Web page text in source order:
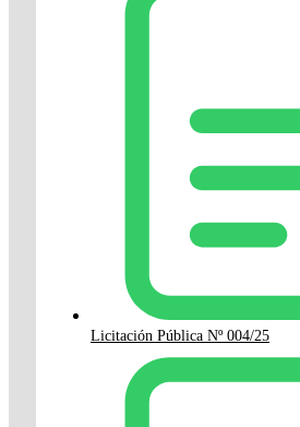
Licitación Pública Nº 004/25